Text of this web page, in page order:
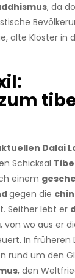
, da
alte Klöster in
Dalai
Schicksal
einem
gegen die
Seither lebt er
, von wo aus er
In früheren
rund um den
, den